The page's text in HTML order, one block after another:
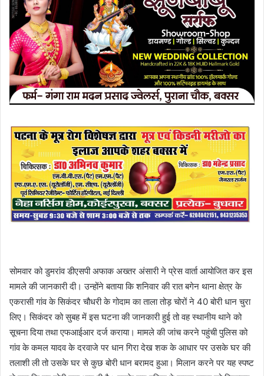
सोमवार को डुमरांव डीएसपी अफाक अख्तर अंसारी ने प्रेस वार्ता आयोजित कर इस
मामले की जानकारी दी। उन्होंने बताया कि शनिवार की रात बगेन थाना क्षेत्र के
एकरासी गांव के सिकंदर चौधरी के गोदाम का ताला तोड़ चोरों ने 40 बोरी धान चुरा
लिए। सिकंदर को सुबह में इस घटना की जानकारी हुई तो वह स्थानीय थाने को
सूचना दिया तथा एफआईआर दर्ज कराया। मामले की जांच करने पहुंची पुलिस को
गांव के कमल यादव के दरवाजे पर धान गिरा देख शक के आधार पर उसके घर की
तलाशी ली तो उसके घर से कुछ बोरी धान बरामद हुआ। मिलान करने पर यह स्पष्ट